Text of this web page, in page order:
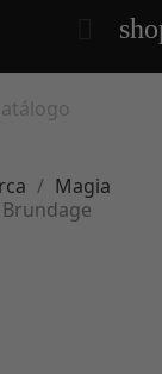
Magia